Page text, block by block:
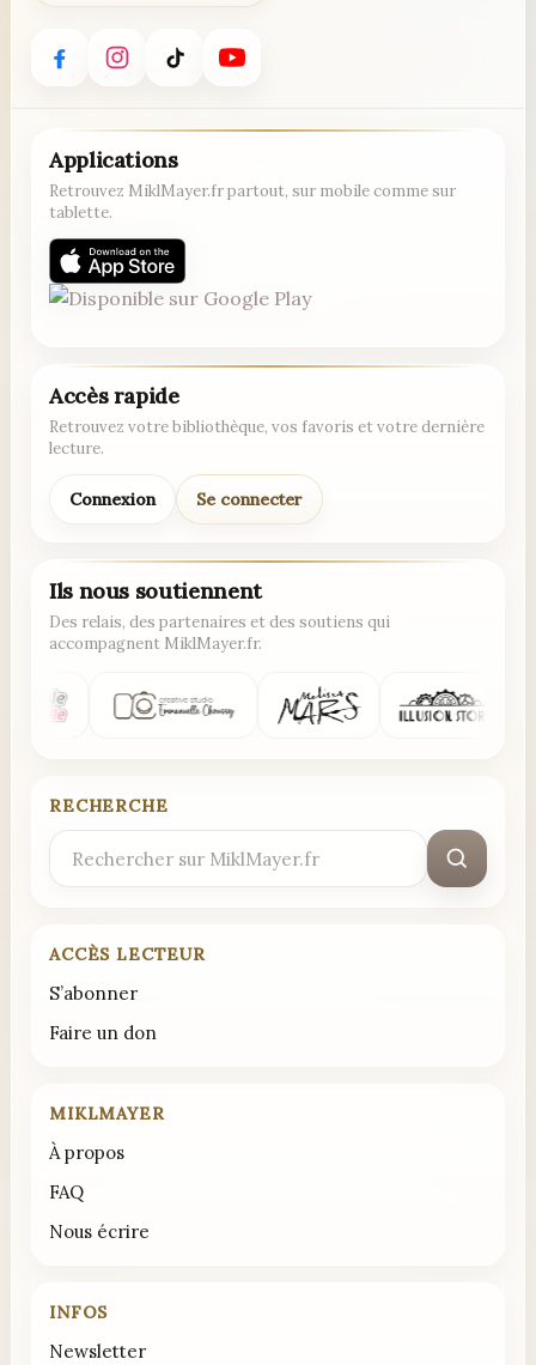
Applications
Retrouvez MiklMayer.fr partout, sur mobile comme sur
tablette.
Accès rapide
Retrouvez votre bibliothèque, vos favoris et votre dernière
lecture.
Connexion Se connecter
Ils nous soutiennent
Des relais, des partenaires et des soutiens qui
accompagnent MiklMayer.fr.
RECHERCHE
Rechercher
ACCÈS LECTEUR
S’abonner
Faire un don
MIKLMAYER
À propos
FAQ
Nous écrire
INFOS
Newsletter